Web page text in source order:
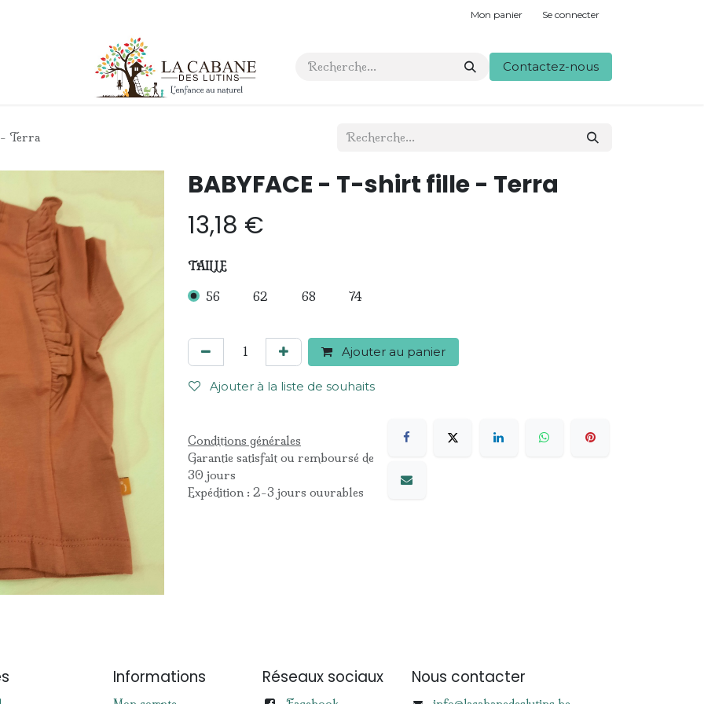
Mon panier Se connecter
Contact Contactez-nous
Terra
BABYFACE - T-shirt fille - Terra
13,18 €
TAILLE
56 62 68 74
Ajouter au panier
Ajouter à la liste de souhaits
Conditions générales
Garantie satisfait ou remboursé de
30 jours
Expédition : 2-3 jours ouvrables
Informations Réseaux sociaux Nous contacter